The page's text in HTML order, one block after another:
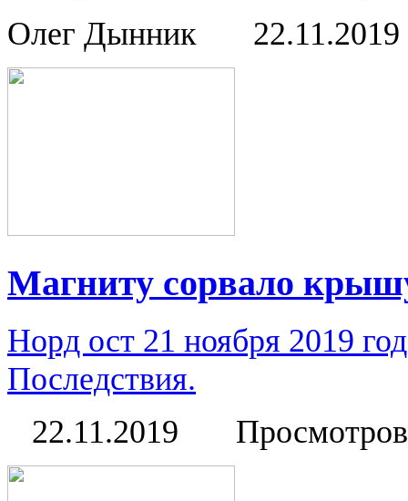
Олег Дынник
22.11.2019
Магниту сорвало
Норд ост 21 ноября 2019
Последствия.
22.11.2019